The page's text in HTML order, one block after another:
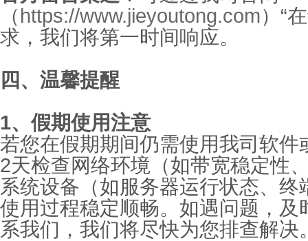
（https://www.jieyoutong.com） “
求，我们将第一时间响应。
四、温馨提醒
1、假期使用注意
若您在假期期间仍需使用我司软件
2天检查网络环境（如带宽稳定性
系统设备（如服务器运行状态、
使用过程稳定顺畅。如遇问题，及
系我们，我们将尽快为您排查解决